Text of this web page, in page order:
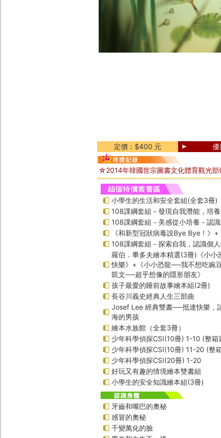
定價：$400 元
☆2014年韓國世宗圖書文化體育觀光部
小學生的生活和安全套組(全套3冊)
108課綱套組－發現自我潛能，培
108課綱套組－美感從小培養－認
《和新型冠狀病毒說Bye Bye！》
108課綱套組－探索自我，認識個
羅伯．畢多夫繪本精選(3冊)《小
快樂》+《小小恐龍──我不想吃豌
凱文──超乎想像的隱形朋友》
孩子最愛的睡前故事繪本組(2冊)
長谷川義史經典人生三部曲
Josef Lee 經典雙書──抵達快樂，
海的男孩
繪本水族館（全套3冊）
少年科學偵探CSI(10冊) 1-10 (整箱
少年科學偵探CSI(10冊) 11-20 (整
少年科學偵探CSI(20冊) 1-20
好玩又有趣的情境繪本雙書組
小學生的安全知識繪本組(3冊)
牙齒和嘴巴的奧秘
感冒的奧秘
千變萬化的臉